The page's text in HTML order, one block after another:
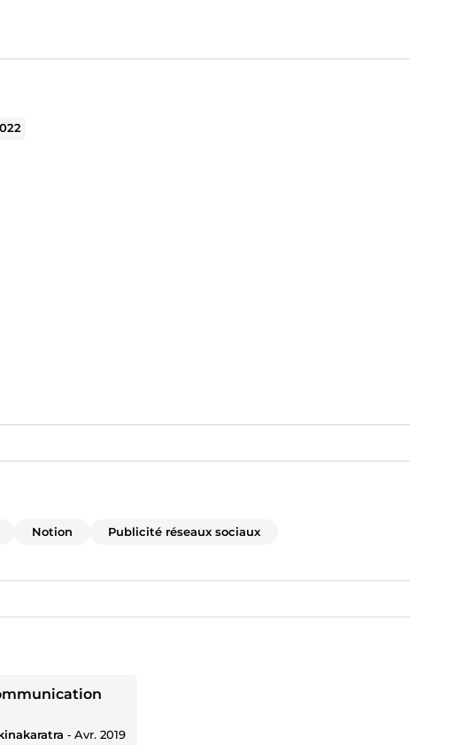
Notion Publicité réseaux sociaux
‐ Avr. 2019